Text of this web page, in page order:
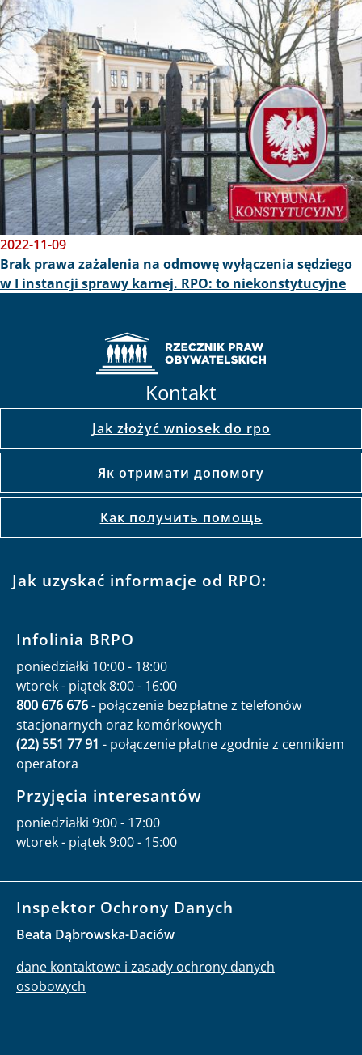
2022-11-09
Brak prawa zażalenia na odmowę wyłączenia sędziego
w I instancji sprawy karnej. RPO: to niekonstytucyjne
Kontakt
Jak złożyć wniosek do rpo
Як отримати допомогу
Как получить помощь
Jak uzyskać informacje od RPO:
Infolinia BRPO
poniedziałki 10:00 - 18:00
wtorek - piątek 8:00 - 16:00
800 676 676- połączenie bezpłatne z telefonów
stacjonarnych oraz komórkowych
(22) 551 77 91 - połączenie płatne zgodnie z cennikiem
operatora
Przyjęcia interesantów
poniedziałki 9:00 - 17:00
wtorek - piątek 9:00 - 15:00
Inspektor Ochrony Danych
Beata Dąbrowska-Daciów
dane kontaktowe i zasady ochrony danych
osobowych